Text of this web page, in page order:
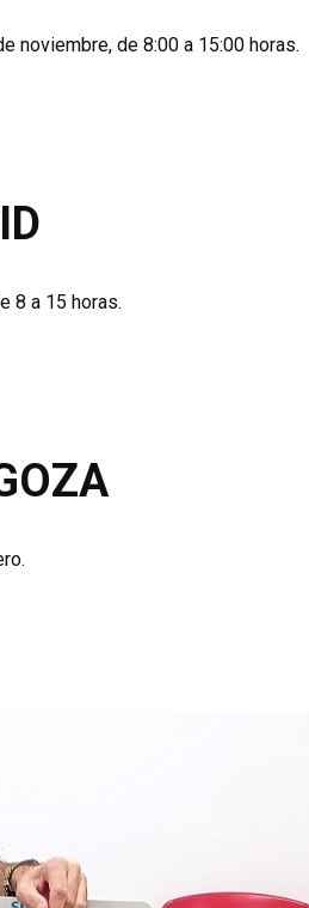
noviembre, de 8:00 a 15:00 horas.
8 a 15 horas.